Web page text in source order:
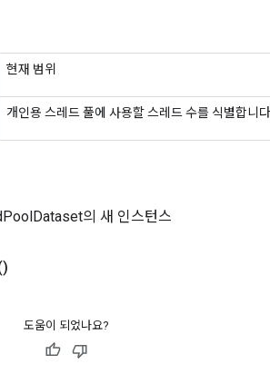
현재 범위
개인용 스레드 풀에 사용할 스레드 수를 식별합니
의 새 인스턴스
도움이 되었나요?